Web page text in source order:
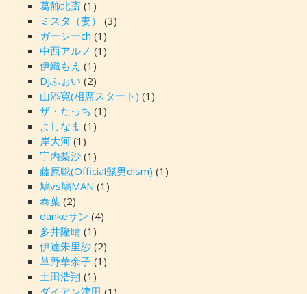
葛飾北斎(1)
ミスタ（妻）
(3)
ガーシーch (1)
中西アルノ (1)
伊織もえ (1)
DJふぉい (2)
山添寛(相席スタート) (1)
ザ・たっち (1)
よしなま (1)
岸大河(1)
宇内梨沙(1)
藤原聡(Official髭男dism) (1)
鳩vs鳩MAN (1)
泰葉(2)
dankeサン (4)
多井隆晴(1)
伊達朱里紗(2)
草野華余子(1)
土田浩翔 (1)